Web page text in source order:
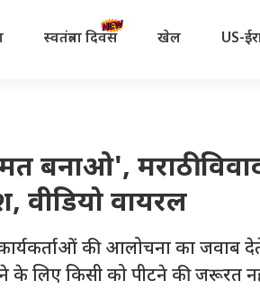
स्वतंत्रता दिवस खेल US-
बनाओ', मराठी
वीडियो वायरल
की आलोचना का जवाब
के लिए किसी को पीटने की जरूरत